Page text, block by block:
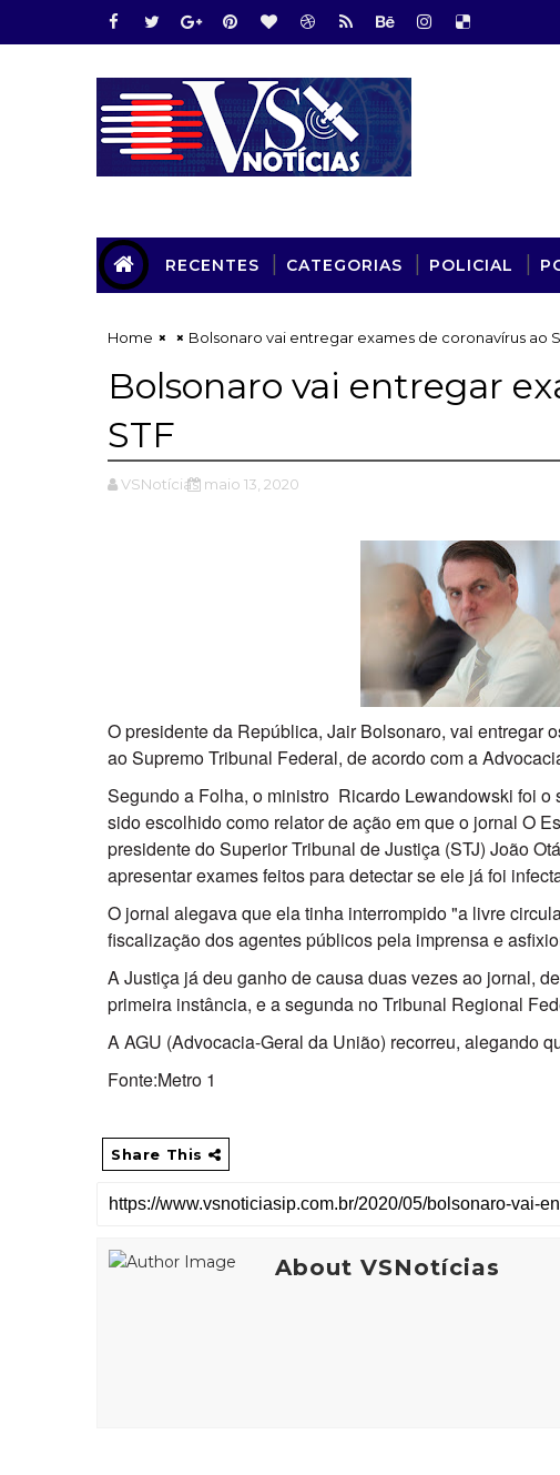
RECENTES CATEGORIAS POLICIAL
Home Bolsonaro vai entregar exames de coronavírus ao
Bolsonaro vai entregar
STF
VSNotícias maio 13, 2020
O presidente da República, Jair Bolsonaro, vai entregar
ao Supremo Tribunal Federal, de acordo com a
Segundo a Folha, o ministro Ricardo Lewandowski foi o
sido escolhido como relator de ação em que o jornal O
presidente do Superior Tribunal de Justiça (STJ) João
apresentar exames feitos para detectar se ele já foi
O jornal alegava que ela tinha interrompido "a livre
fiscalização dos agentes públicos pela imprensa e
A Justiça já deu ganho de causa duas vezes ao jornal,
primeira instância, e a segunda no Tribunal Regional
A AGU (Advocacia-Geral da União) recorreu, alegando
Fonte:Metro 1
Share This
About VSNotícias